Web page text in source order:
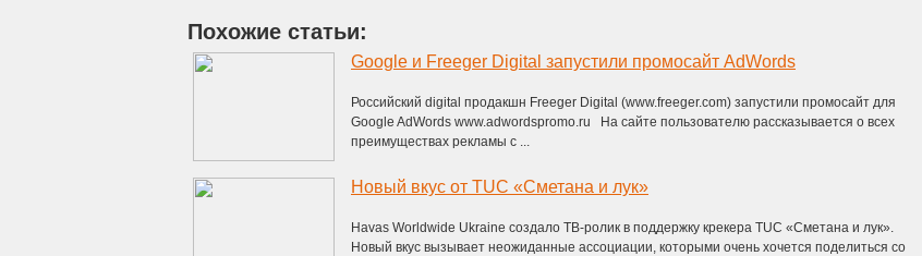
Похожие статьи:
Google и Freeger Digital запустили промосайт AdWords
Российский digital продакшн Freeger Digital (www.freeger.com) запустили промосайт для
Google AdWords www.adwordspromo.ru На сайте пользователю рассказывается о всех
преимуществах рекламы с ...
Новый вкус от TUC «Сметана и лук»
Havas Worldwide Ukraine создало ТВ-ролик в поддержку крекера TUC «Сметана и лук».
Новый вкус вызывает неожиданные ассоциации, которыми очень хочется поделиться со